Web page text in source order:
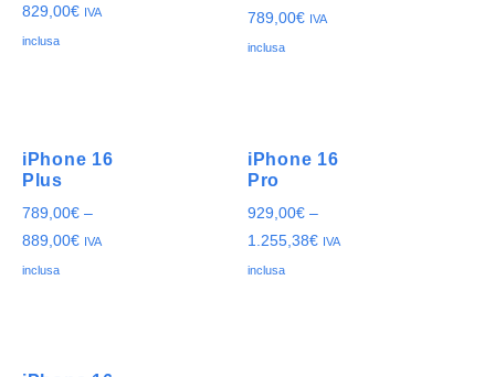
829,00€ IVA
inclusa
789,00€ IVA
inclusa
iPhone 16
Plus
789,00€ –
889,00€ IVA
inclusa
iPhone 16
Pro
929,00€ –
1.255,38€ IVA
inclusa